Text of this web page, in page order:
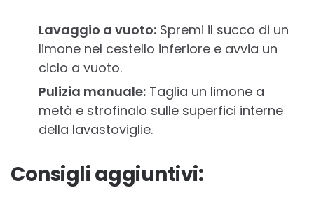
Lavaggio a vuoto: Spremi il succo di un
limone nel cestello inferiore e avvia un
ciclo a vuoto.
Pulizia manuale: Taglia un limone a
metà e strofinalo sulle superfici interne
della lavastoviglie.
Consigli aggiuntivi: